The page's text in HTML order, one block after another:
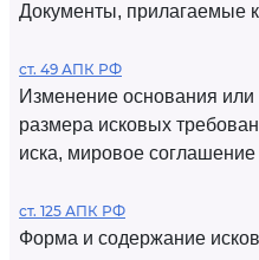
Документы, прилагаемые
ст. 49 АПК РФ
Изменение основания
размера исковых
иска, мировое соглашение
ст. 125 АПК РФ
Форма и содержание